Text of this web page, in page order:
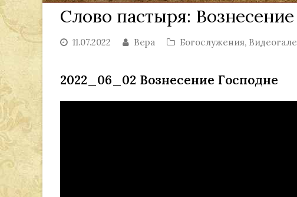
Слово пастыря:
11.07.2022 Вера Богослужения,
2022_06_02 Вознесение Господне